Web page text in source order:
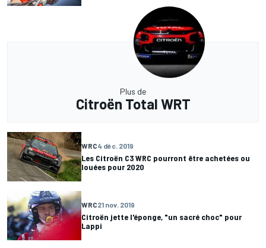
Plus de
Citroën Total WRT
WRC4 déc. 2019
Les Citroën C3 WRC pourront être achetées ou
louées pour 2020
WRC21 nov. 2019
Citroën jette l'éponge, "un sacré choc" pour
Lappi